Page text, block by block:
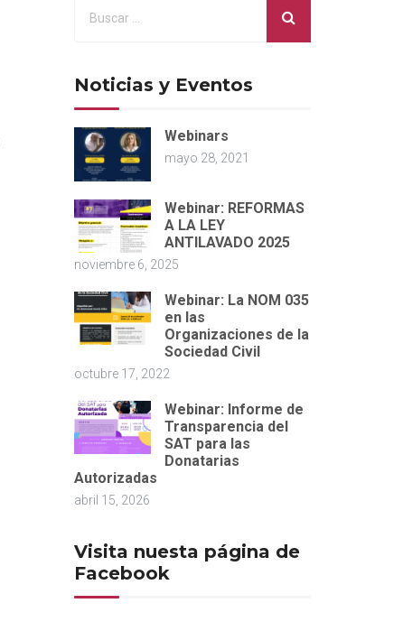
Noticias y Eventos
Webinars
mayo 28, 2021
Webinar: REFORMAS
A LA LEY
ANTILAVADO 2025
noviembre 6, 2025
Webinar: La NOM 035
en las
Organizaciones de la
Sociedad Civil
octubre 17, 2022
Webinar: Informe de
Transparencia del
SAT para las
Donatarias
Autorizadas
abril 15, 2026
Visita nuesta página de
Facebook